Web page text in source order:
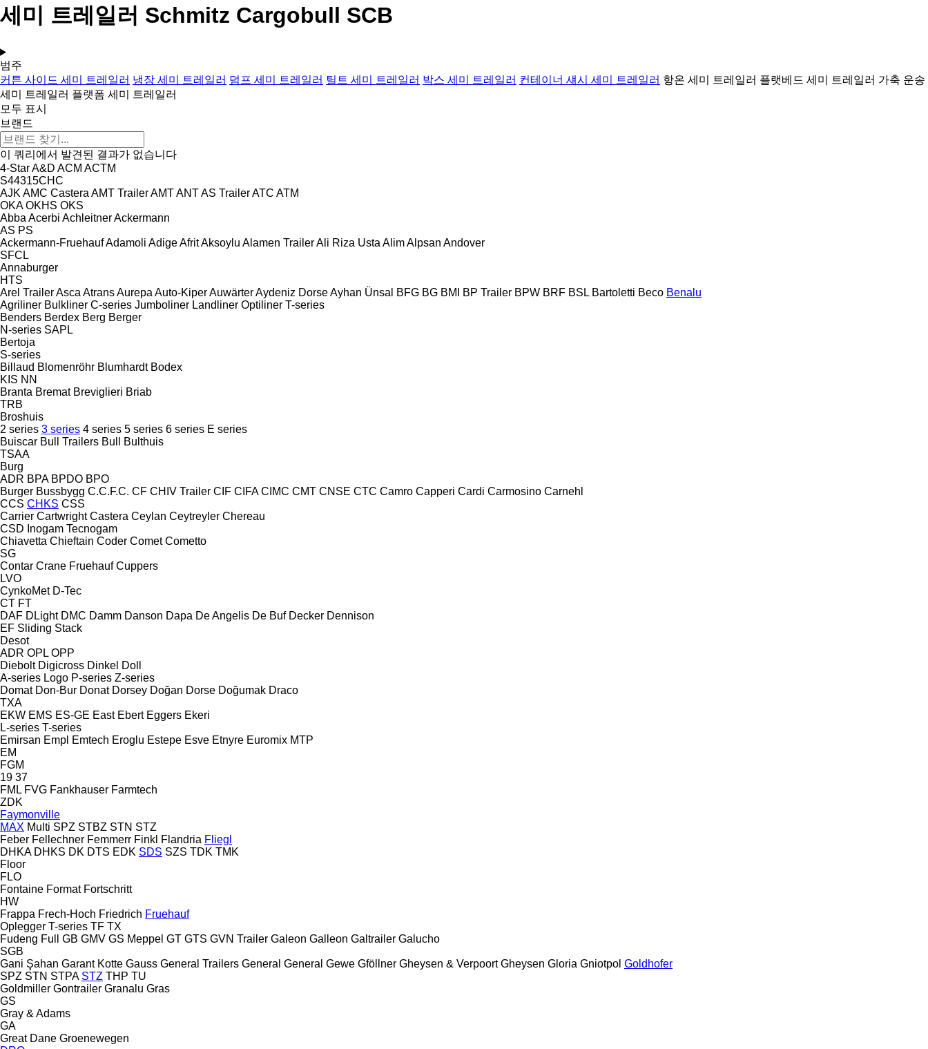
세미 트레일러 Schmitz Cargobull SCB
범주
커튼 사이드 세미 트레일러 냉장 세미 트레일러 덤프 세미 트레일러 틸트 세미 트레일러 박스 세미 트레일러 컨테이너 섀시 세미 트레일러 항온 세미 트레일러 플랫베드 세미 트레일러 가축 운송
세미 트레일러 플랫폼 세미 트레일러
모두 표시
브랜드
이 쿼리에서 발견된 결과가 없습니다
4-StarA&D ACM ACTM
S44315CHC
AJK AMC Castera AMT TrailerAMTANTAS TrailerATC ATM
OKA OKHS OKS
Abba Acerbi AchleitnerAckermann
AS PS
Ackermann-FruehaufAdamoli AdigeAfritAksoylu Alamen TrailerAli Riza Usta AlimAlpsan Andover
SFCL
Annaburger
HTS
Arel TrailerAsca AtransAurepa Auto-KiperAuwärterAydeniz DorseAyhan Ünsal BFG BG BMI BP Trailer BPW BRF BSL Bartoletti Beco Benalu
Agriliner Bulkliner C-series Jumboliner Landliner Optiliner T-series
Benders Berdex Berg Berger
N-series SAPL
Bertoja
S-series
Billaud Blomenröhr Blumhardt Bodex
KIS NN
Branta Bremat Breviglieri Briab
TRB
Broshuis
2 series 3 series 4 series 5 series 6 series E series
Buiscar Bull Trailers Bull
Bulthuis
TSAA
Burg
ADR BPA BPDO BPO
Burger Bussbygg C.C.F.C. CF CHIV Trailer CIF CIFA CIMC CMT CNSE CTC Camro Capperi Cardi Carmosino Carnehl
CCS CHKS CSS
Carrier Cartwright Castera Ceylan Ceytreyler Chereau
CSD Inogam Tecnogam
Chiavetta Chieftain Coder Comet Cometto
SG
Contar Crane Fruehauf Cuppers
LVO
CynkoMet D-Tec
CT FT
DAF DLight DMC Damm Danson Dapa De Angelis De Buf Decker Dennison
EF Sliding Stack
Desot
ADR OPL OPP
Diebolt Digicross Dinkel Doll
A-series Logo P-series Z-series
Domat Don-Bur Donat Dorsey Doğan Dorse Doğumak Draco
TXA
EKW EMS ES-GE East Ebert Eggers Ekeri
L-series T-series
Emirsan Empl Emtech Eroglu Estepe Esve Etnyre Euromix MTP
EM
FGM
19 37
FML FVG Fankhauser Farmtech
ZDK
Faymonville
MAX Multi SPZ STBZ STN STZ
Feber Fellechner Femmerr Finkl Flandria Fliegl
DHKA DHKS DK DTS EDK SDS SZS TDK TMK
Floor
FLO
Fontaine Format Fortschritt
HW
Frappa Frech-Hoch Friedrich Fruehauf
Oplegger T-series TF TX
Fudeng Full GB GMV GS Meppel GT GTS GVN Trailer Galeon Galleon Galtrailer Galucho
SGB
Gani Şahan Garant Kotte Gauss General Trailers General General Gewe Gföllner Gheysen & Verpoort Gheysen Gloria Gniotpol Goldhofer
SPZ STN STPA STZ THP TU
Goldmiller Gontrailer Granalu Gras
GS
Gray & Adams
GA
Great Dane Groenewegen